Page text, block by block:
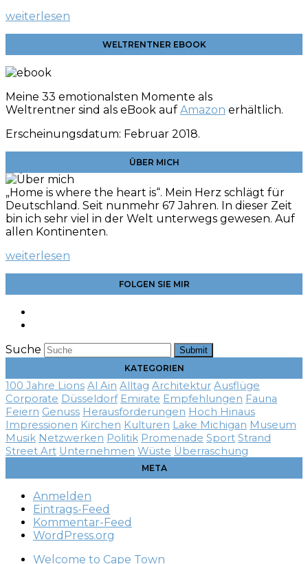
weiterlesen
WELTRENTNER EBOOK
Meine 33 emotionalsten Momente als
Weltrentner sind als eBook auf Amazon erhältlich.
Erscheinungsdatum: Februar 2018.
ÜBER MICH
„Home is where the heart is“. Mein Herz schlägt für
Deutschland. Seit nunmehr 67 Jahren. In dieser Zeit
bin ich sehr viel in der Welt unterwegs gewesen. Auf
allen Kontinenten.
weiterlesen
FOLGEN SIE MIR
Suche
Submit
KATEGORIEN
100 Jahre Lions Al Ain Alltag Architektur Ausflüge
Corporate Düsseldorf Emirate Empfehlungen Fauna
Feiern Genuss Herausforderungen Hoch Hinaus
Impressionen Kirchen Kulturen Lake Michigan Museum
Musik Netzwerken Politik Promenade Sport Strand
Street Art Unternehmen Wüste Überraschung
META
Anmelden
Eintrags-Feed
Kommentar-Feed
WordPress.org
Welcome to Cape Town